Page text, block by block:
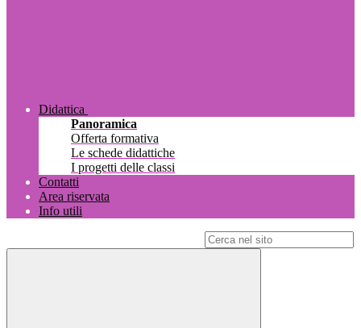
Didattica
Panoramica
Offerta formativa
Le schede didattiche
I progetti delle classi
Contatti
Area riservata
Info utili